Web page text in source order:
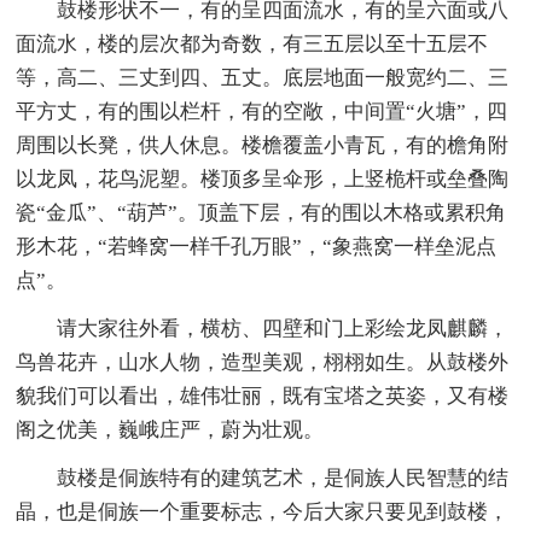
鼓楼形状不一，有的呈四面流水，有的呈六面或八
面流水，楼的层次都为奇数，有三五层以至十五层不
等，高二、三丈到四、五丈。底层地面一般宽约二、三
平方丈，有的围以栏杆，有的空敞，中间置“火塘”，四
周围以长凳，供人休息。楼檐覆盖小青瓦，有的檐角附
以龙凤，花鸟泥塑。楼顶多呈伞形，上竖桅杆或垒叠陶
瓷“金瓜”、“葫芦”。顶盖下层，有的围以木格或累积角
形木花，“若蜂窝一样千孔万眼”，“象燕窝一样垒泥点
点”。
请大家往外看，横枋、四壁和门上彩绘龙凤麒麟，
鸟兽花卉，山水人物，造型美观，栩栩如生。从鼓楼外
貌我们可以看出，雄伟壮丽，既有宝塔之英姿，又有楼
阁之优美，巍峨庄严，蔚为壮观。
鼓楼是侗族特有的建筑艺术，是侗族人民智慧的结
晶，也是侗族一个重要标志，今后大家只要见到鼓楼，